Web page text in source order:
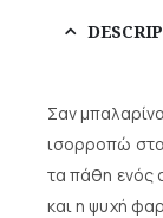
Σαν
ισορροπώ
τα πάθη ενός
και η ψυχή